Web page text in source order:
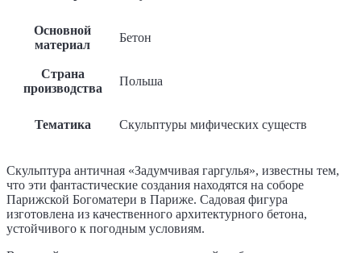
Основной
материал
Бетон
Страна
производства
Польша
Тематика Скульптуры мифических существ
Скульптура античная «Задумчивая гаргулья», известны тем,
что эти фантастические создания находятся на соборе
Парижской Богоматери в Париже. Садовая фигура
изготовлена ​​из качественного архитектурного бетона,
устойчивого к погодным условиям.